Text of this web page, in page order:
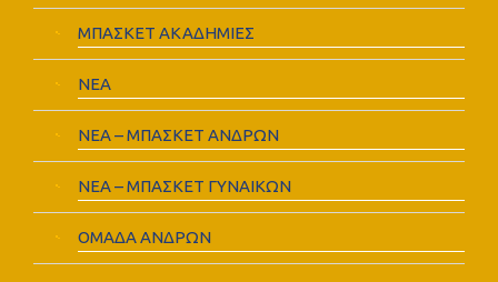
ΜΠΑΣΚΕΤ ΑΚΑΔΗΜΙΕΣ
ΝΕΑ
ΝΕΑ – ΜΠΑΣΚΕΤ ΑΝΔΡΩΝ
ΝΕΑ – ΜΠΑΣΚΕΤ ΓΥΝΑΙΚΩΝ
ΟΜΑΔΑ ΑΝΔΡΩΝ